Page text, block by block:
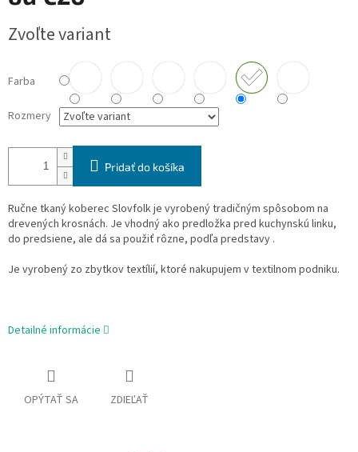
cena:
Zvoľte variant
Farba
Rozmery
Pridať do košíka
Ručne tkaný koberec Slovfolk je vyrobený tradičným spôsobom na
drevených krosnách. Je vhodný ako predložka pred kuchynskú linku,
do predsiene, ale dá sa použiť rôzne, podľa predstavy .
Je vyrobený zo zbytkov textílií, ktoré nakupujem v textilnom podniku.
Detailné informácie
OPÝTAŤ SA ZDIEĽAŤ